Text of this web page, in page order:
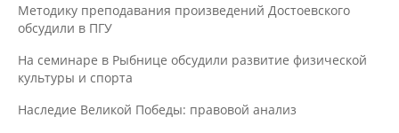
Методику преподавания произведений Достоевского
обсудили в ПГУ
На семинаре в Рыбнице обсудили развитие физической
культуры и спорта
Наследие Великой Победы: правовой анализ